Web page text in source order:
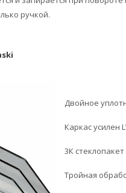
ручкой.
Двойное
Каркас усилен
3К
Тройная